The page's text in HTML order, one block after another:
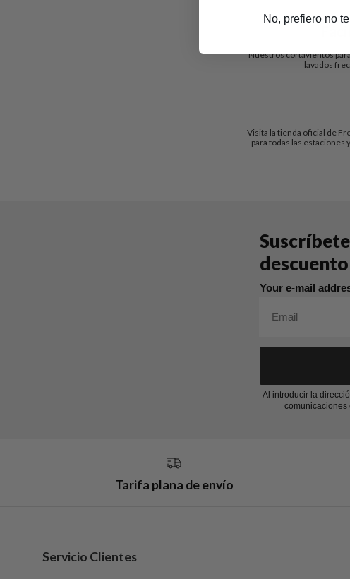
Nuestros cortavientos
lavados
Visita la tienda oficial de
para todas las
descuento
Your e-mail
Al introducir la
comunicaciones
Tarifa plana de envío
Servicio Clientes
No, prefiero no